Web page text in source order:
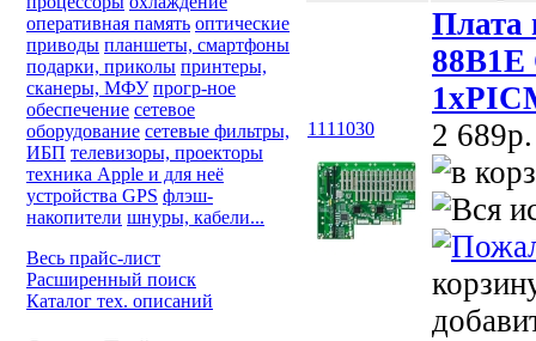
оперативная память оптические
приводы планшеты, смартфоны
подарки, приколы принтеры,
сканеры, МФУ прогр-ное
обеспечение сетевое
оборудование сетевые фильтры,
ИБП телевизоры, проекторы
техника Apple и для неё
устройства GPS флэш-
накопители шнуры, кабели...
Весь прайс-лист
Расширенный поиск
Каталог тех. описаний
1111030
Плата
88B1E
2 689p.